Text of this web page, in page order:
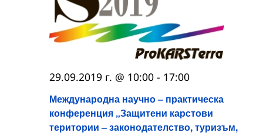
Международна научно – практическа
конференция „Защитени карстови
територии – законодателство, туризъм,
29.09.2019 г. @ 10:00 - 17:00